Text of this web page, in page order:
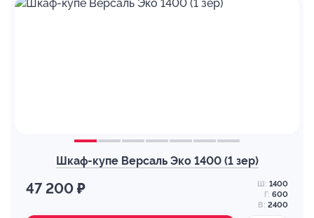
Шкаф-купе Версаль Эко 1400 (1 зер)
47 200 ₽ Ш: 1400
Г: 600
В: 2400